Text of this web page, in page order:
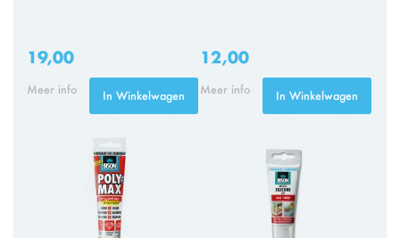
19,00
Meer info In Winkelwagen
12,00
Meer info In Winkelwagen